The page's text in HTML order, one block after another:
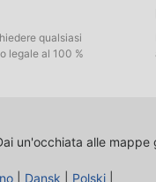
qualsiasi
legale al 100 %
un'occhiata alle
Dansk Polski